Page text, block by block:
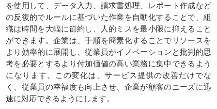
を使用して、データ入力、請求書処理、レポート作成など
の反復的でルールに基づいた作業を自動化することで、組
織は時間を大幅に節約し、人的ミスを最小限に抑えること
ができます。企業は、手順を簡素化することでリソースを
より効率的に展開し、従業員がイノベーションと批判的思
考を必要とするより付加価値の高い業務に集中できるよう
になります。この変化は、サービス提供の改善だけでな
く、従業員の幸福度も向上させ、企業が顧客のニーズに迅
速に対応できるようにします。